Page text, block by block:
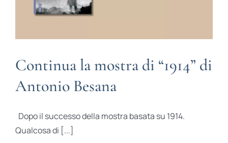
Continua la mostra di “1914” di
Antonio Besana
Dopo il successo della mostra basata su 1914.
Qualcosa di [...]